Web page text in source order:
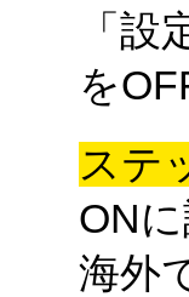
「
を
ステ
ON
海外